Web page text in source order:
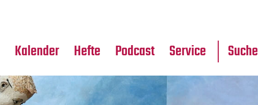
Kalender Hefte Podcast Service Suche